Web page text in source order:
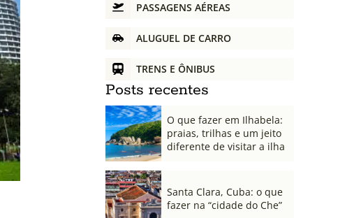
PASSAGENS AÉREAS
ALUGUEL DE CARRO
TRENS E ÔNIBUS
Posts recentes
O que fazer em Ilhabela:
praias, trilhas e um jeito
diferente de visitar a ilha
Santa Clara, Cuba: o que
fazer na “cidade do Che”